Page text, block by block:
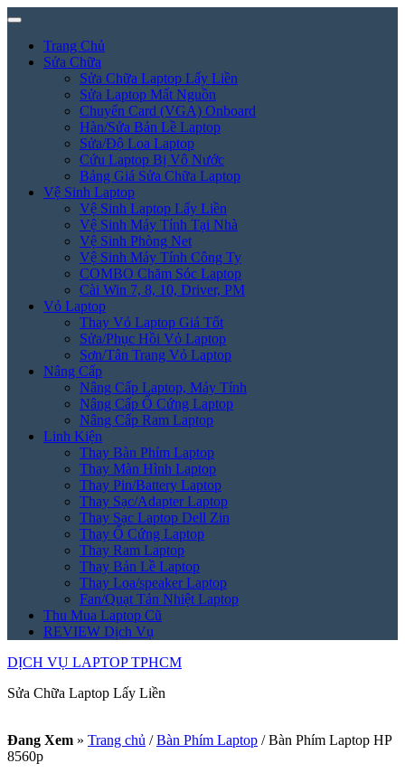
Trang Chủ
Sửa Chữa
Sửa Chữa Laptop Lấy Liền
Sửa Laptop Mất Nguồn
Chuyển Card (VGA) Onboard
Hàn/Sửa Bản Lề Laptop
Sửa/Độ Loa Laptop
Cứu Laptop Bị Vô Nước
Bảng Giá Sửa Chữa Laptop
Vệ Sinh Laptop
Vệ Sinh Laptop Lấy Liền
Vệ Sinh Máy Tính Tại Nhà
Vệ Sinh Phòng Net
Vệ Sinh Máy Tính Công Ty
COMBO Chăm Sóc Laptop
Cài Win 7, 8, 10, Driver, PM
Vỏ Laptop
Thay Vỏ Laptop Giá Tốt
Sửa/Phục Hồi Vỏ Laptop
Sơn/Tân Trang Vỏ Laptop
Nâng Cấp
Nâng Cấp Laptop, Máy Tính
Nâng Cấp Ổ Cứng Laptop
Nâng Cấp Ram Laptop
Linh Kiện
Thay Bàn Phím Laptop
Thay Màn Hình Laptop
Thay Pin/Battery Laptop
Thay Sạc/Adapter Laptop
Thay Sạc Laptop Dell Zin
Thay Ổ Cứng Laptop
Thay Ram Laptop
Thay Bản Lề Laptop
Thay Loa/speaker Laptop
Fan/Quạt Tản Nhiệt Laptop
Thu Mua Laptop Cũ
REVIEW Dịch Vụ
DỊCH VỤ LAPTOP TPHCM
Sửa Chữa Laptop Lấy Liền
Đang Xem » Trang chủ / Bàn Phím Laptop /Bàn Phím Laptop HP
8560p